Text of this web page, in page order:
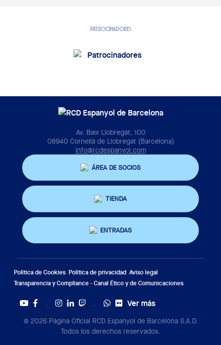
PATROCINADORES
Av. Baix Llobregat, 100
08940 Cornellà de Llobregat (Barcelona)
info@rcdespanyol.com
ÁREA DE SOCIOS
TIENDA
ENTRADAS
Política de Cookies Política de privacidad Aviso legal
Transparencia y Compliance - Canal Ético y de Comunicaciones
Ver más
© 2026 Página Oficial RCD Espanyol de Barcelona S.A.D.
Todos los derechos reservados.